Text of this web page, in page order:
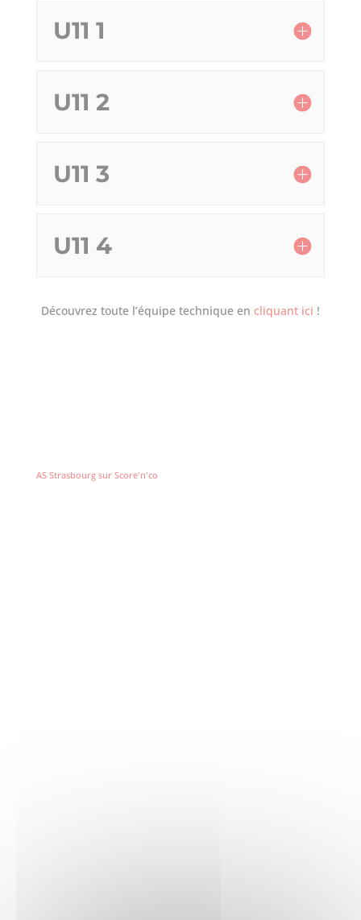
U11 1
U11 2
U11 3
U11 4
Découvrez toute l’équipe technique en cliquant ici !
AS Strasbourg sur Score'n'co